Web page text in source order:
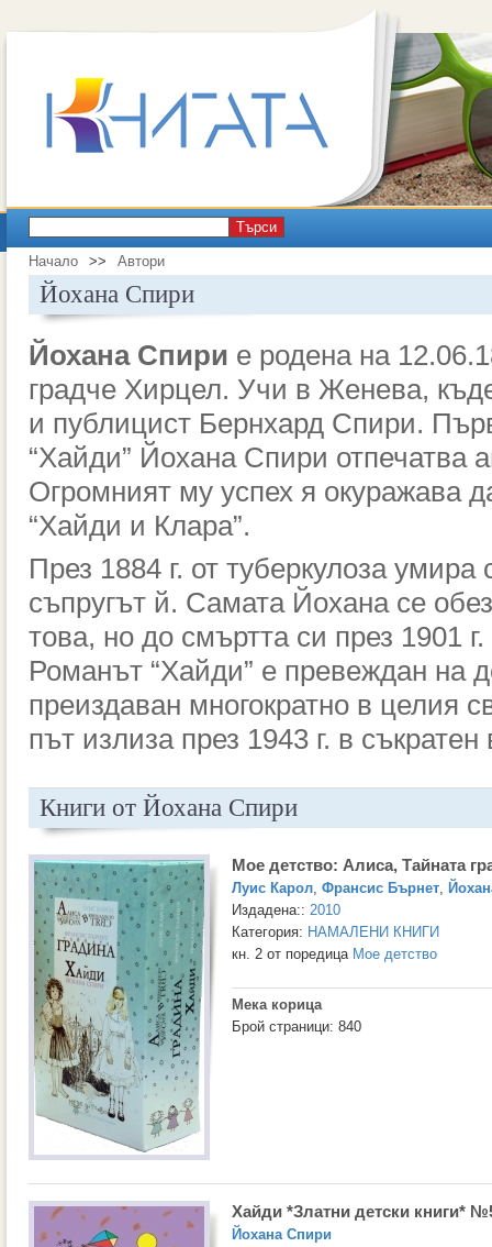
Търси
Начало >> Автори
Йохана Спири
Йохана Спири е родена на
градче Хирцел. Учи в Женева,
и публицист Бернхард Спири.
“Хайди” Йохана Спири отпечатва
Огромният му успех я окуражава
“Хайди и Клара”.
През 1884 г. от туберкулоза
съпругът й. Самата Йохана се
това, но до смъртта си през 1901
Романът “Хайди” е превеждан на
преиздаван многократно в целия
път излиза през 1943 г. в съкратен
Книги от Йохана Спири
Мое детство: Алиса, Тайната
Луис Карол, Франсис Бърнет,
Издадена:: 2010
Категория: НАМАЛЕНИ КНИГИ
кн. 2 от поредица Мое детство
Мека корица
Брой страници: 840
Хайди *Златни детски книги*
Йохана Спири